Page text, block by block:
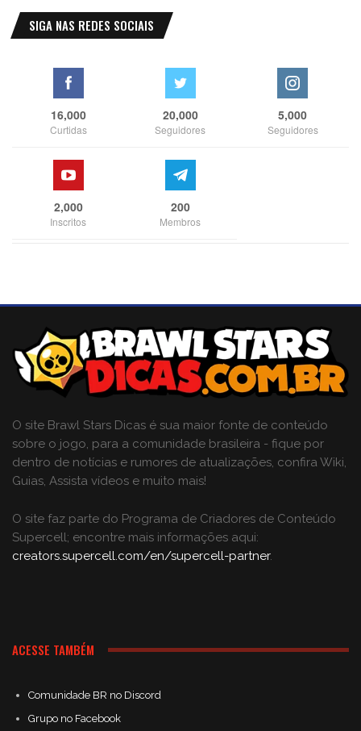
SIGA NAS REDES SOCIAIS
16,000
Curtidas
20,000
Seguidores
5,000
Seguidores
2,000
Inscritos
200
Membros
O site Brawl Stars Dicas é sua maior fonte de conteúdo
sobre o jogo, para a comunidade brasileira - fique por
dentro de notícias e rumores de atualizações, confira Wiki,
Guias, Assista vídeos e muito mais!
O site faz parte do Programa de Criadores de Conteúdo
Supercell; encontre mais informações aqui:
creators.supercell.com/en/supercell-partner.
ACESSE TAMBÉM
Comunidade BR no Discord
Grupo no Facebook